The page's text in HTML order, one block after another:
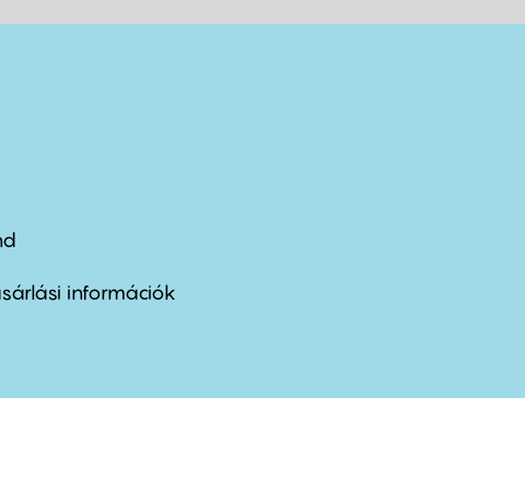
információk